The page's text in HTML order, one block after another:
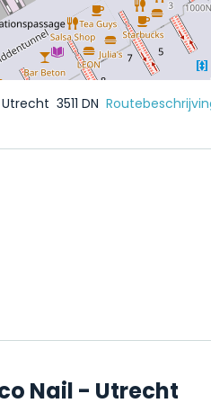
Utrecht 3511 DN
Nail - Utrecht